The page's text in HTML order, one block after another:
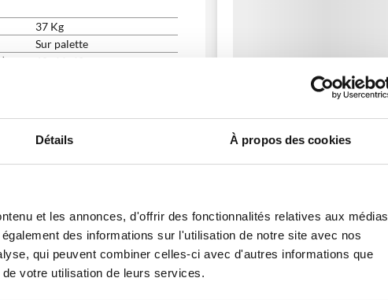
Détails À propos des cookies
et les annonces, d'offrir des fonctionnalités relatives aux médias
des informations sur l'utilisation de notre site avec nos
qui peuvent combiner celles-ci avec d'autres informations que
votre utilisation de leurs services.
37 Kg
Sur palette